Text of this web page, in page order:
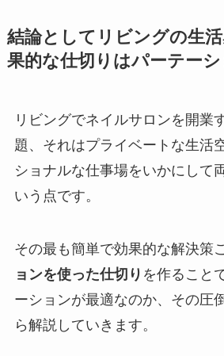
結論としてリビングの生
果的な仕切りはパーテー
リビングでネイルサロンを開業
題、それはプライベートな生活
ショナルな仕事場をいかにして
いう点です。
その最も簡単で効果的な解決策
ョンを使った仕切り を作ること
ーションが最適なのか、その圧
ら解説していきます。